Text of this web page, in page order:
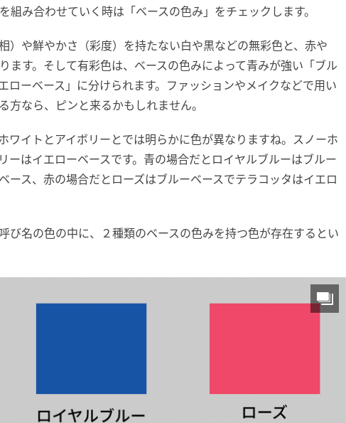
組み合わせていく時は「ベースの色み」をチェックします。
）や鮮やかさ（彩度）を持たない白や黒などの無彩色と、赤や
ます。そして有彩色は、ベースの色みによって青みが強い「ブル
ローベース」に分けられます。ファッションやメイクなどで用い
方なら、ピンと来るかもしれません。
ワイトとアイボリーとでは明らかに色が異なりますね。スノーホ
ーはイエローベースです。青の場合だとロイヤルブルーはブルー
ース、赤の場合だとローズはブルーベースでテラコッタはイエロ
び名の色の中に、２種類のベースの色みを持つ色が存在するとい